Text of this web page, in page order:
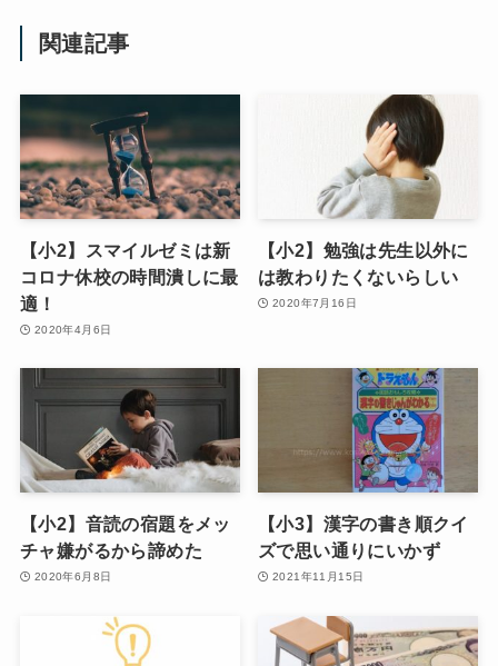
関連記事
【小2】スマイルゼミは新
コロナ休校の時間潰しに最
適！
2020年4月6日
【小2】勉強は先生以外に
は教わりたくないらしい
2020年7月16日
【小2】音読の宿題をメッ
チャ嫌がるから諦めた
2020年6月8日
【小3】漢字の書き順クイ
ズで思い通りにいかず
2021年11月15日